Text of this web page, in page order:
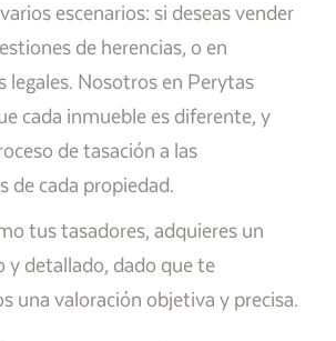
escenarios: si deseas vender
de herencias, o en
legales. Nosotros en Perytas
cada inmueble es diferente, y
de tasación a las
de cada propiedad.
tus tasadores, adquieres un
y detallado, dado que te
una valoración objetiva y precisa.